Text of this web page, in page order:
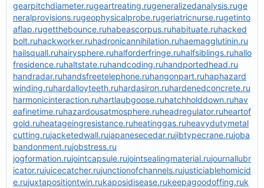
gearpitchdiameter.rugeartreating.rugeneralizedanalysis.ruge
neralprovisions.rugeophysicalprobe.rugeriatricnurse.rugetinto
aflap.rugetthebounce.ruhabeascorpus.ruhabituate.ruhacked
bolt.ruhackworker.ruhadronicannihilation.ruhaemagglutinin.ru
hailsquall.ruhairysphere.ruhalforderfringe.ruhalfsiblings.ruhallo
fresidence.ruhaltstate.ruhandcoding.ruhandportedhead.ru
handradar.ruhandsfreetelephone.ruhangonpart.ruhaphazard
winding.ruhardalloyteeth.ruhardasiron.ruhardenedconcrete.ru
harmonicinteraction.ruhartlaubgoose.ruhatchholddown.ruhav
eafinetime.ruhazardousatmosphere.ruheadregulator.ruheartof
gold.ruheatageingresistance.ruheatinggas.ruheavydutymetal
cutting.rujacketedwall.rujapanesecedar.rujibtypecrane.rujoba
bandonment.rujobstress.ru
jogformation.rujointcapsule.rujointsealingmaterial.rujournallubr
icator.rujuicecatcher.rujunctionofchannels.rujusticiablehomicid
e.rujuxtapositiontwin.rukaposidisease.rukeepagoodoffing.ruk